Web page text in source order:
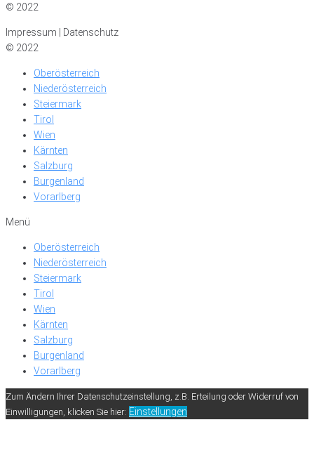
© 2022
Impressum | Datenschutz
© 2022
Oberösterreich
Niederösterreich
Steiermark
Tirol
Wien
Kärnten
Salzburg
Burgenland
Vorarlberg
Menü
Oberösterreich
Niederösterreich
Steiermark
Tirol
Wien
Kärnten
Salzburg
Burgenland
Vorarlberg
Zum Ändern Ihrer Datenschutzeinstellung, z.B. Erteilung oder Widerruf von
Einwilligungen, klicken Sie hier: Einstellungen